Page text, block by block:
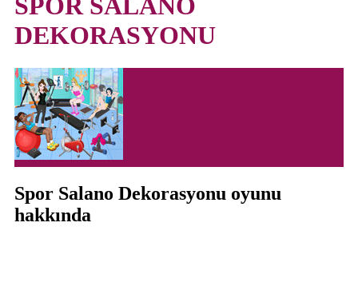
SPOR SALANO
DEKORASYONU
Spor Salano Dekorasyonu oyunu
hakkında